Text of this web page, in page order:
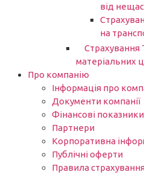
від
на
матеріальних
Про компанію
Інформація про
Документи компанії
Фінансові показники
Партнери​
Корпоративна
Публічні оферти
Правила